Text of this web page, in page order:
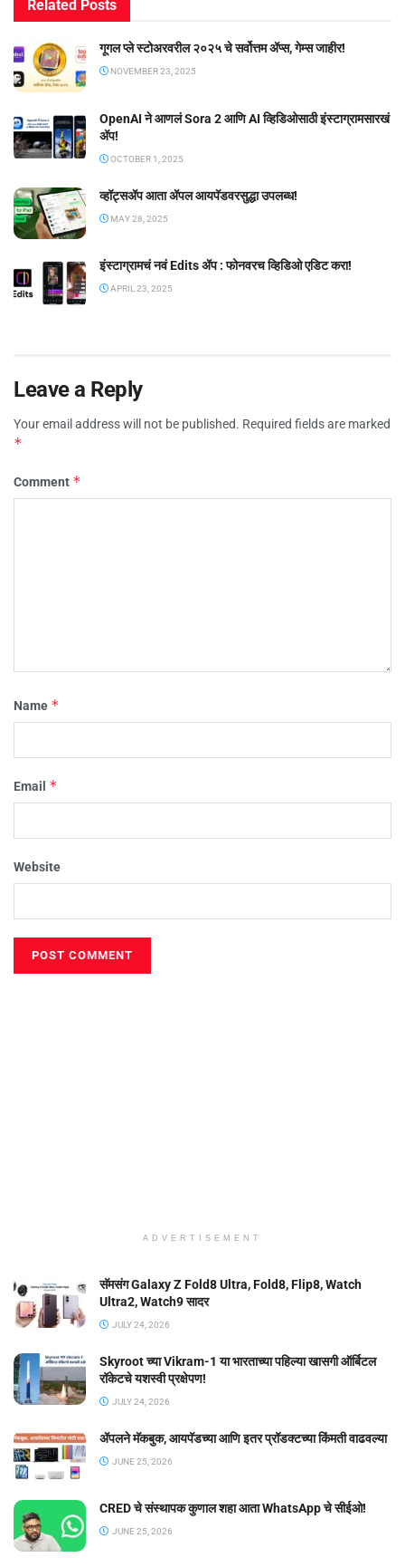
Related Posts
गूगल प्ले स्टोअरवरील २०२५ चे सर्वोत्तम ॲप्स, गेम्स जाहीर!
NOVEMBER 23, 2025
OpenAI ने आणलं Sora 2 आणि AI व्हिडिओसाठी इंस्टाग्रामसारखं
अ‍ॅप!
OCTOBER 1, 2025
व्हॉट्सॲप आता ॲपल आयपॅडवरसुद्धा उपलब्ध!
MAY 28, 2025
इंस्टाग्रामचं नवं Edits ॲप : फोनवरच व्हिडिओ एडिट करा!
APRIL 23, 2025
Leave a Reply
Your email address will not be published. Required fields are marked
*
Comment *
Name *
Email *
Website
ADVERTISEMENT
सॅमसंग Galaxy Z Fold8 Ultra, Fold8, Flip8, Watch
Ultra2, Watch9 सादर
JULY 24, 2026
Skyroot च्या Vikram-1 या भारताच्या पहिल्या खासगी ऑर्बिटल
रॉकेटचे यशस्वी प्रक्षेपण!
JULY 24, 2026
ॲपलने मॅकबुक, आयपॅडच्या आणि इतर प्रॉडक्टच्या किंमती वाढवल्या
JUNE 25, 2026
CRED चे संस्थापक कुणाल शहा आता WhatsApp चे सीईओ!
JUNE 25, 2026